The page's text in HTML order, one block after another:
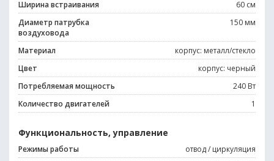
Ширина встраивания
60 см
Диаметр патрубка
воздуховода
150 мм
Материал
корпус: металл/стекло
Цвет
корпус: черный
Потребляемая мощность
240 Вт
Количество двигателей
1
Функциональность, управление
Режимы работы
отвод / циркуляция